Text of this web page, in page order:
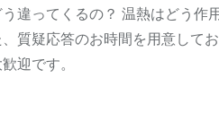
違ってくるの？ 温熱はどう
質疑応答のお時間を用意して
迎です。